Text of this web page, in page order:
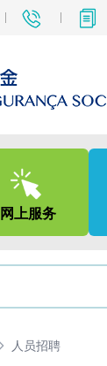
关于我们
网上服务
人员招聘